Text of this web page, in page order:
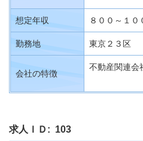
想定年収 ８００～１０
勤務地 東京２３区
会社の特徴
不動産関連会
求人ＩＤ: 103